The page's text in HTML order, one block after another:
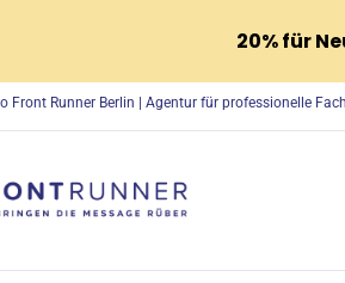
Front Runner Berlin | Agentur für professionelle
20% für